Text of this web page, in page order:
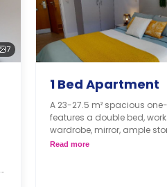
7
1 Bed Apartment
A 23-27.5 m² spacious
features a double bed,
wardrobe, mirror, ample
private bathroom, lounge
Read more